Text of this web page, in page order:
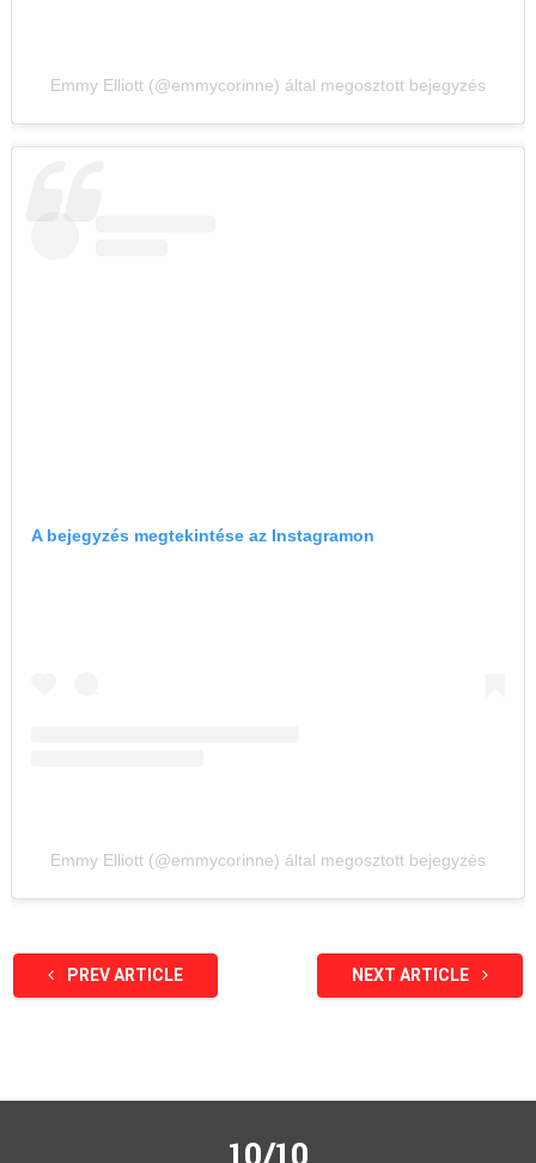
Emmy Elliott (@emmycorinne) által megosztott bejegyzés
A bejegyzés megtekintése az Instagramon
Emmy Elliott (@emmycorinne) által megosztott bejegyzés
PREV ARTICLE NEXT ARTICLE
10/10